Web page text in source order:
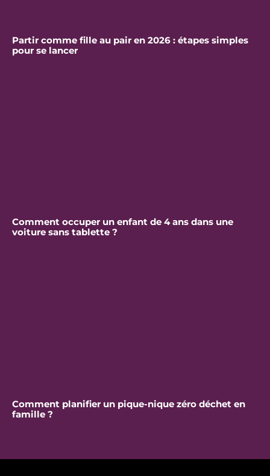
Partir comme fille au pair en 2026 : étapes simples
pour se lancer
Comment occuper un enfant de 4 ans dans une
voiture sans tablette ?
Comment planifier un pique-nique zéro déchet en
famille ?